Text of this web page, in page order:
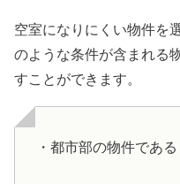
空室になりにくい物件を
のような条件が含まれる
すことができます。
・都市部の物件であ